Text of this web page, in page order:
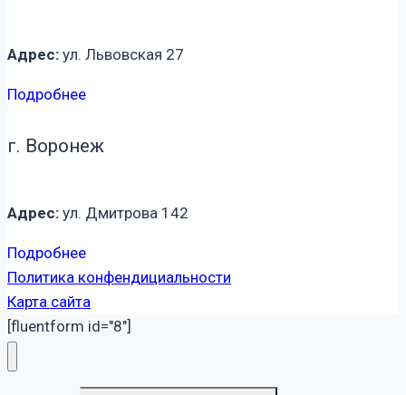
Адрес: ул. Львовская 27
Подробнее
г. Воронеж
Адрес: ул. Дмитрова 142
Подробнее
Политика конфендициальности
Карта сайта
[fluentform id="8"]